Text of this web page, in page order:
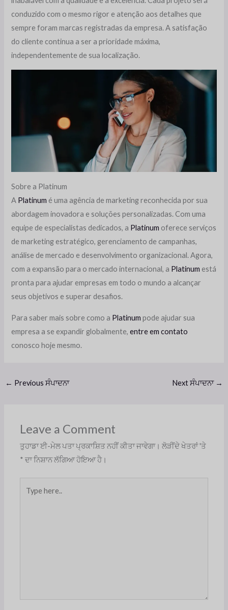
conduzido com o mesmo rigor e atenção aos detalhes que
sempre foram marcas registradas da empresa. A satisfação
do cliente continua a ser a prioridade máxima,
independentemente de sua localização.
Sobre a Platinum
A Platinum é uma agência de marketing reconhecida por sua
abordagem inovadora e soluções personalizadas. Com uma
equipe de especialistas dedicados, a Platinum oferece serviços
de marketing estratégico, gerenciamento de campanhas,
análise de mercado e desenvolvimento organizacional. Agora,
com a expansão para o mercado internacional, a Platinum está
pronta para ajudar empresas em todo o mundo a alcançar
seus objetivos e superar desafios.
Para saber mais sobre como a Platinum pode ajudar sua
empresa a se expandir globalmente,entre em contato
conosco hoje mesmo.
← Previous ਸੰਪਾਦਨਾ Next ਸੰਪਾਦਨਾ →
Leave a Comment
ਤੁਹਾਡਾ ਈ-ਮੇਲ ਪਤਾ ਪ੍ਰਕਾਸ਼ਿਤ ਨਹੀਂ ਕੀਤਾ ਜਾਵੇਗਾ। ਲੋੜੀਂਦੇ ਖੇਤਰਾਂ 'ਤੇ
* ਦਾ ਨਿਸ਼ਾਨ ਲੱਗਿਆ ਹੋਇਆ ਹੈ।
here..